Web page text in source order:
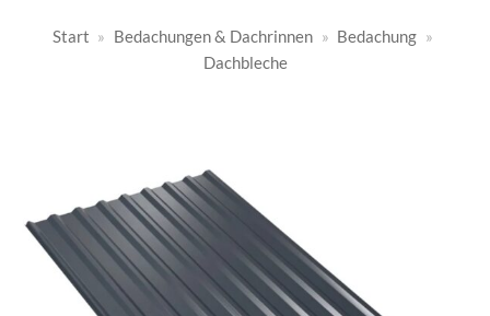
Start » Bedachungen & Dachrinnen » Bedachung »
Dachbleche